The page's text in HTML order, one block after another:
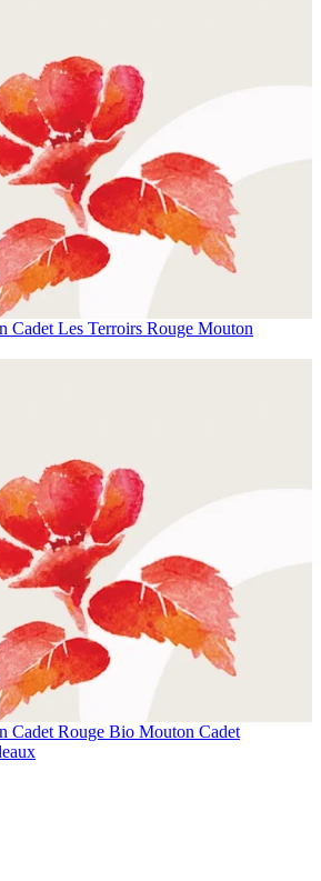
Cadet Les Terroirs Rouge Mouton
Cadet Rouge Bio Mouton Cadet